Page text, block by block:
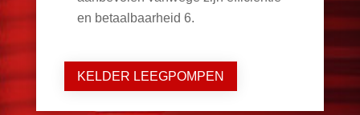
en betaalbaarheid 6.
KELDER LEEGPOMPEN